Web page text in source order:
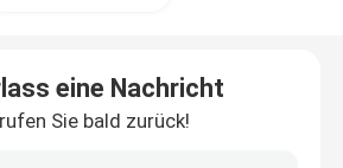
3D eine Nachricht
Sie bald zurück!